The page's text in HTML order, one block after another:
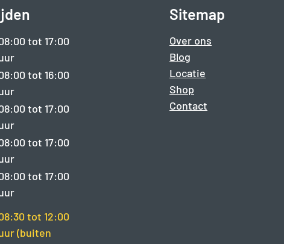
tot 17:00
tot 16:00
tot 17:00
tot 17:00
tot 17:00
tot 12:00
(buiten
Sitemap
Over ons
Blog
Locatie
Shop
Contact